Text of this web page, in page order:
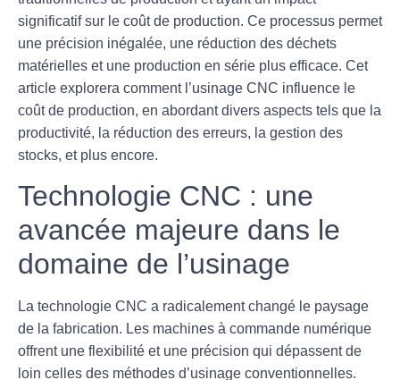
significatif sur le coût de production. Ce processus permet
une précision inégalée, une réduction des déchets
matérielles et une production en série plus efficace. Cet
article explorera comment l’usinage CNC influence le
coût de production, en abordant divers aspects tels que la
productivité, la réduction des erreurs, la gestion des
stocks, et plus encore.
Technologie CNC : une
avancée majeure dans le
domaine de l’usinage
La technologie CNC a radicalement changé le paysage
de la fabrication. Les machines à commande numérique
offrent une flexibilité et une précision qui dépassent de
loin celles des méthodes d’usinage conventionnelles.